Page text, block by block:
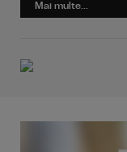
Mai multe...